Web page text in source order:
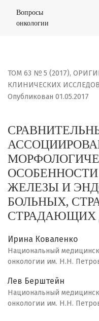
СРАВНИТЕЛЬНЫЕ
Вопросы
онкологии
ТОМ 63 № 5 (2017),
КЛИНИЧЕСКИХ
ЖЕЛЕЗЫ И
БОЛЬНЫХ,
СТРАДАЮЩИХ
Опубликован 01.05.2017
Ирина Коваленко
Национальный
онкологии им. Н.Н.
Лев Берштейн
Национальный
онкологии им. Н.Н.